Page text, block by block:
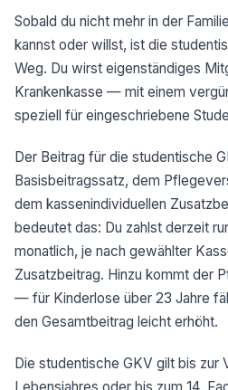
Sobald du nicht mehr in der
kannst oder willst, ist die
Weg. Du wirst eigenständiges
Krankenkasse — mit einem
speziell für eingeschriebene
Der Beitrag für die studentische
Basisbeitragssatz, dem
dem kassenindividuellen
bedeutet das: Du zahlst derzeit
monatlich, je nach gewählter
Zusatzbeitrag. Hinzu kommt der
— für Kinderlose über 23 Jahre
den Gesamtbeitrag leicht erhöht.
Die studentische GKV gilt bis zur